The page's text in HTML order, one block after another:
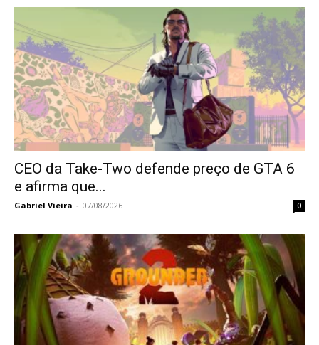
CEO da Take-Two defende preço de GTA 6
e afirma que...
Gabriel Vieira - 07/08/2026 0